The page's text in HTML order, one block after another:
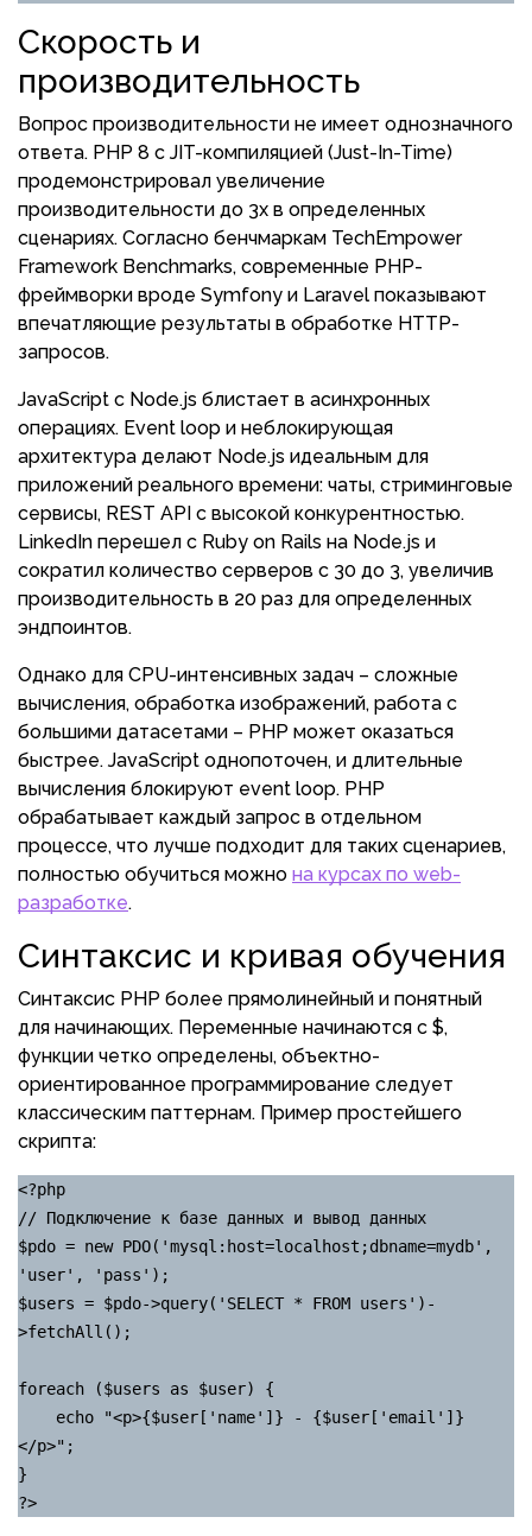
Скорость и
производительность
Вопрос производительности не имеет однозначного
ответа. PHP 8 с JIT-компиляцией (Just-In-Time)
продемонстрировал увеличение
производительности до 3x в определенных
сценариях. Согласно бенчмаркам TechEmpower
Framework Benchmarks, современные PHP-
фреймворки вроде Symfony и Laravel показывают
впечатляющие результаты в обработке HTTP-
запросов.
JavaScript с Node.js блистает в асинхронных
операциях. Event loop и неблокирующая
архитектура делают Node.js идеальным для
приложений реального времени: чаты, стриминговые
сервисы, REST API с высокой конкурентностью.
LinkedIn перешел с Ruby on Rails на Node.js и
сократил количество серверов с 30 до 3, увеличив
производительность в 20 раз для определенных
эндпоинтов.
Однако для CPU-интенсивных задач – сложные
вычисления, обработка изображений, работа с
большими датасетами – PHP может оказаться
быстрее. JavaScript однопоточен, и длительные
вычисления блокируют event loop. PHP
обрабатывает каждый запрос в отдельном
процессе, что лучше подходит для таких сценариев,
полностью обучиться можно на курсах по web-
разработке.
Синтаксис и кривая обучения
Синтаксис PHP более прямолинейный и понятный
для начинающих. Переменные начинаются с $,
функции четко определены, объектно-
ориентированное программирование следует
классическим паттернам. Пример простейшего
скрипта:
<?php
// Подключение к базе данных и вывод данных
$pdo = new PDO('mysql:host=localhost;dbname=mydb',
'user', 'pass');
$users = $pdo->query('SELECT * FROM users')-
>fetchAll();
foreach ($users as $user) {
</p>";
}
?>